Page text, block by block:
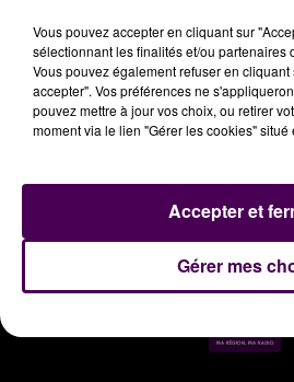
20h57
20h57 20h54
20h54
Human
Vous pouvez accepter en cliquant sur
sélectionnant les finalités et/ou partenaires
Vous pouvez également refuser en
accepter". Vos préférences ne
pouvez mettre à jour vos choix, ou retirer
moment via le lien "Gérer les cookies"
Gérer mes
Accepter et